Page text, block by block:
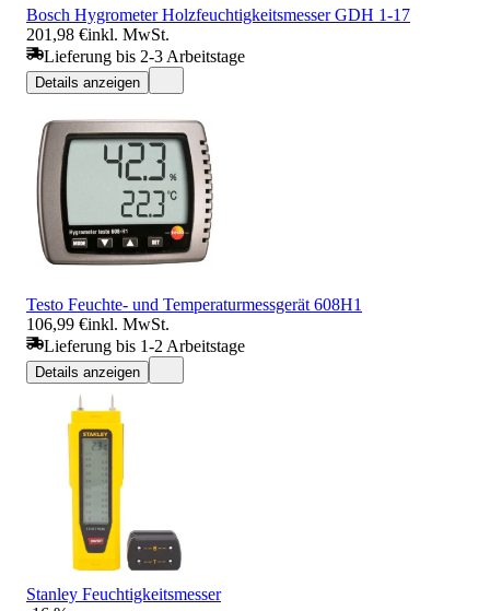
Bosch Hygrometer Holzfeuchtigkeitsmesser GDH 1-17
201,98 €inkl. MwSt.
Lieferung bis 2-3 Arbeitstage
Details anzeigen
Testo Feuchte- und Temperaturmessgerät 608H1
106,99 €inkl. MwSt.
Lieferung bis 1-2 Arbeitstage
Details anzeigen
Stanley Feuchtigkeitsmesser